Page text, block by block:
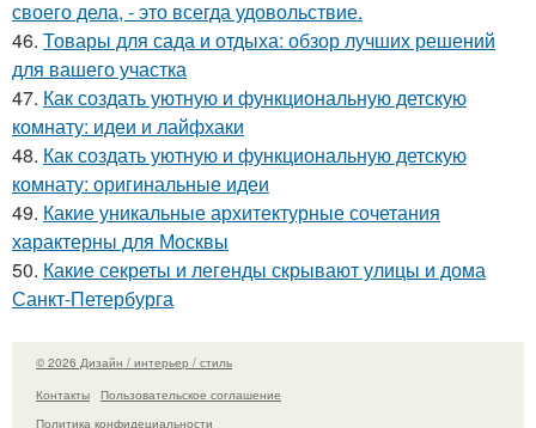
своего дела, - это всегда удовольствие.
46. Товары для сада и отдыха: обзор лучших решений
для вашего участка
47. Как создать уютную и функциональную детскую
комнату: идеи и лайфхаки
48. Как создать уютную и функциональную детскую
комнату: оригинальные идеи
49. Какие уникальные архитектурные сочетания
характерны для Москвы
50. Какие секреты и легенды скрывают улицы и дома
Санкт-Петербурга
© 2026 Дизайн / интерьер / стиль
Контакты
Пользовательское соглашение
Политика конфидециальности